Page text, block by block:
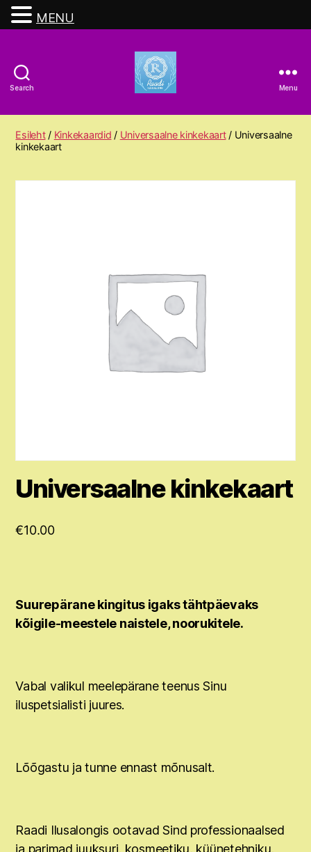
Search
Ilusalong
Menu
Esileht/ Kinkekaardid / Universaalne kinkekaart/ Universaalne
kinkekaart
Universaalne kinkekaart
€10.00
Suurepärane kingitus igaks tähtpäevaks
kõigile-meestele naistele, noorukitele.
Vabal valikul meelepärane teenus Sinu
iluspetsialisti juures.
Lõõgastu ja tunne ennast mõnusalt.
Raadi Ilusalongis ootavad Sind professionaalsed
ja parimad juuksuri, kosmeetiku, küünetehniku,
MENU